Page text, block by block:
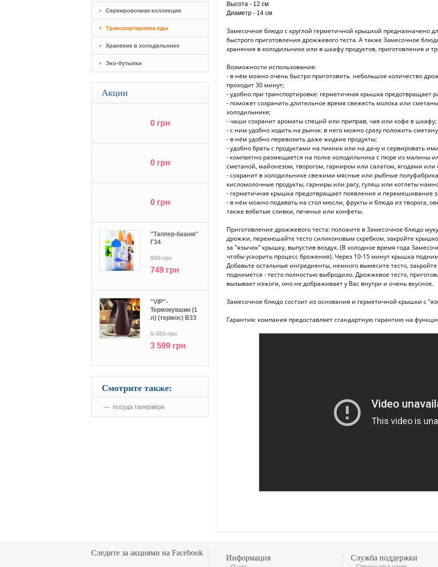
Сервировочная коллекция
Транспортировка еды
Хранение в холодильнике
Эко-бутылки
Акции
0 грн
0 грн
0 грн
"Tаппер-башня"
Г34
999 грн
749 грн
"VIP"-
Термокувшин (1
л) (термос) В33
5 399 грн
3 599 грн
Смотрите также:
посуда тапервере
Высота - 12 см
Диаметр - 14 см
Замесочное блюдо с круглой герметичной крышкой предназначено
быстрого приготовления дрожжевого теста. А также Замесочное
хранения в холодильнике или в шкафу продуктов, приготовления и
Возможности использования:
- в нём можно очень быстро приготовить небольшое количество
проходит 30 минут;
- удобно при транспортировке: герметичная крышка предотвращает
- поможет сохранить длительное время свежесть молока или
холодильнике;
- чаши сохранит ароматы специй или приправ, чая или кофе в шкафу;
- с ним удобно ходить на рынок: в него можно сразу положить
- в нём удобно перевозить даже жидкие продукты;
- удобно брать с продуктами на пикник или на дачу и сервировать
- компактно размещается на полке холодильника с пюре из малины
сметаной, майонезом, творогом, гарниром или салатом, ягодами или
- сохранит в холoдильнике свежими мясные или рыбные
кисломолочные продукты, гарниры или рагу, гуляш или котлеты
- герметичная крышка предотвращает появление и перемешивание
- в нём можно подавать на стол мюсли, фрукты и блюда из творога,
также взбитые сливки, печенье или конфеты.
Приготовление дрожжевого теста: положите в Замесочное блюдо
дрожжи, перемешайте тесто силиконовым скребком, закройте
за "язычок" крышку, выпустив воздух. (В холодное время года
чтобы ускорить процесс брожения). Через 10-15 минут крышка
Добавьте остальные ингредиенты, немного вымесите тесто,
поднимется - тесто полностью выбродило. Дрожжевое тесто,
вызывает изжоги, оно не дображивает у Вас внутри и очень вкусное.
Замесочное блюдо состоит из основания и герметичной крышки с
Гарантия: компания предоставляет стандартную гарантию на
Следите за акциями на Facebook
Информация Служба поддержки